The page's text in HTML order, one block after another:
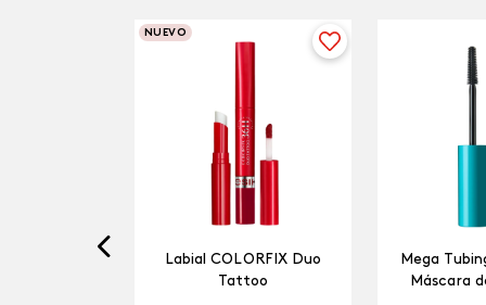
NUEVO
Labial COLORFIX Duo
Tattoo
Mega
Máscara